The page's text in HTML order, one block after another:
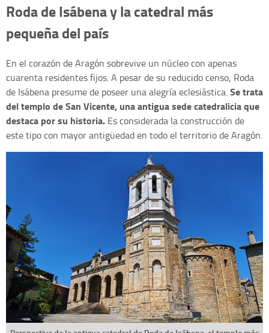
Roda de Isábena y la catedral más
pequeña del país
En el corazón de Aragón sobrevive un núcleo con apenas
cuarenta residentes fijos. A pesar de su reducido censo, Roda
de Isábena presume de poseer una alegría eclesiástica.Se trata
del templo de San Vicente, una antigua sede catedralicia que
destaca por su historia. Es considerada la construcción de
este tipo con mayor antigüedad en todo el territorio de Aragón.